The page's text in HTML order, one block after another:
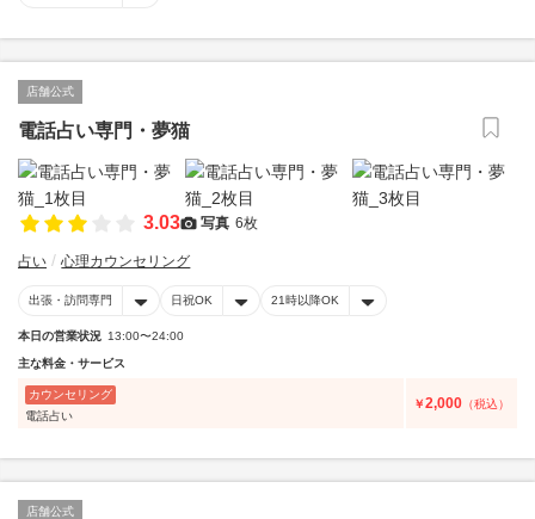
店舗公式
電話占い専門・夢猫
3.03 写真 6枚
占い 心理カウンセリング
出張・訪問専門 日祝OK 21時以降OK
本日の営業状況 13:00〜24:00
主な料金・サービス
カウンセリング
電話占い
￥2,000 （税込）
店舗公式